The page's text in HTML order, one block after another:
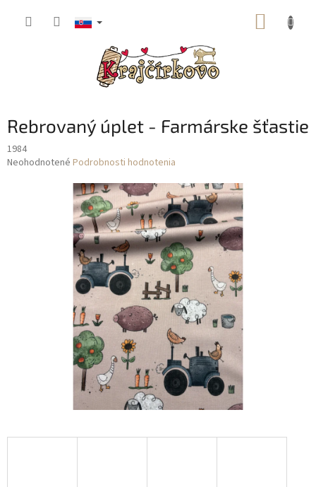
Rebrovaný úplet - Farmárske šťastie
1984
Priemerné
Neohodnotené Podrobnosti hodnotenia